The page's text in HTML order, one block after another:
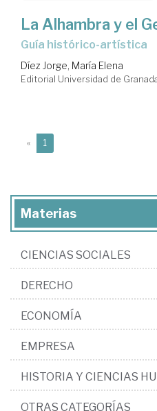
La Alhambra y el
guía histórico-artística
Díez Jorge, María Elena
Editorial Universidad de
« 1
Materias
CIENCIAS SOCIALES
DERECHO
ECONOMÍA
EMPRESA
HISTORIA Y CIENCIAS
OTRAS CATEGORÍAS